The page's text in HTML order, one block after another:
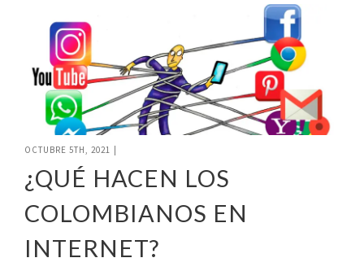
OCTUBRE 5TH, 2021
¿QUÉ HACEN LOS
COLOMBIANOS EN
INTERNET?